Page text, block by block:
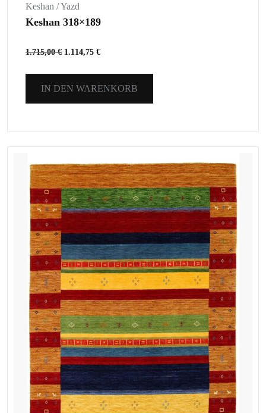
Keshan / Yazd
Keshan 318×189
1.715,00€ 1.114,75 €
IN DEN WARENKORB